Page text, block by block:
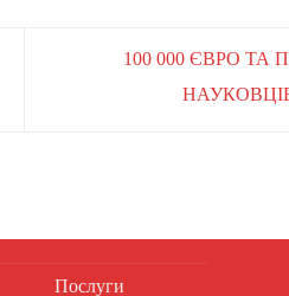
100 000 ЄВРО
Послуги